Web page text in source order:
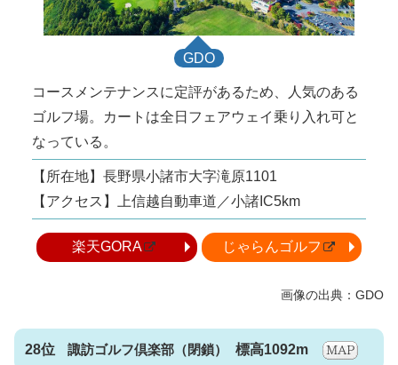
GDO
コースメンテナンスに定評があるため、人気のある
ゴルフ場。カートは全日フェアウェイ乗り入れ可と
なっている。
【所在地】長野県小諸市大字滝原1101
【アクセス】上信越自動車道／小諸IC5km
楽天GORA じゃらんゴルフ
28位 諏訪ゴルフ倶楽部 標高1092m